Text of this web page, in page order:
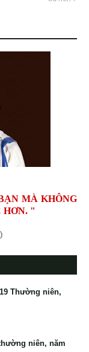
MÀ KHÔNG
HƠN. "
Thường niên,
niên, năm